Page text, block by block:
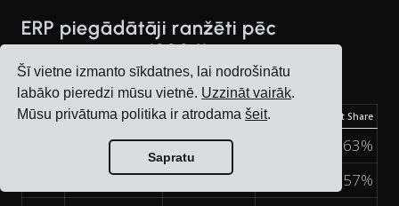
Šī vietne izmanto sīkdatnes, lai nodrošinātu
labāko pieredzi mūsu vietnē. Uzzināt vairāk.
Mūsu privātuma politika ir atrodamašeit.
Sapratu
ERP piegādātāji ranžēti pēc
ieņēmumiem (2024)
Rank ERP Vendor ERP Revenue ERP Market Share
Oracle $8.7B
6.63%
$8.6B
6.57%